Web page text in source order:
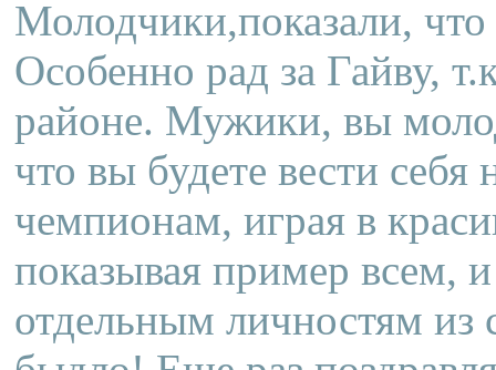
Молодчики,показали,
Особенно рад за Гайву,
районе. Мужики, вы
что вы будете вести себя
чемпионам, играя в
показывая пример всем,
отдельным личностям из